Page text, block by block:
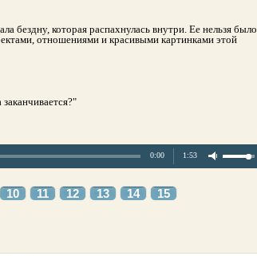
бездну, которая распахнулась внутри. Ее нельзя было
отношениями и красивыми картинками этой
0:00 1:53
10 11 12 13 14 15